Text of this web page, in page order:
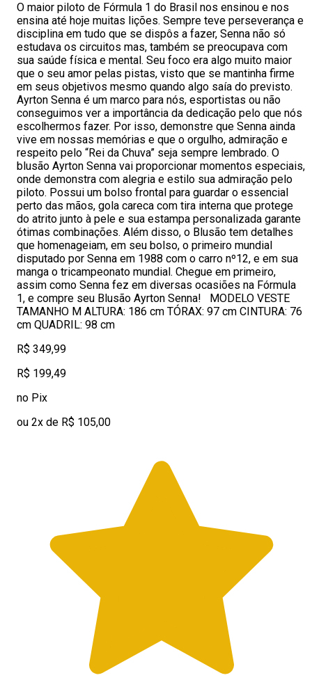
O maior piloto de Fórmula 1 do Brasil nos ensinou e nos
ensina até hoje muitas lições. Sempre teve perseverança e
disciplina em tudo que se dispôs a fazer, Senna não só
estudava os circuitos mas, também se preocupava com
sua saúde física e mental. Seu foco era algo muito maior
que o seu amor pelas pistas, visto que se mantinha firme
em seus objetivos mesmo quando algo saía do previsto.
Ayrton Senna é um marco para nós, esportistas ou não
conseguimos ver a importância da dedicação pelo que nós
escolhermos fazer. Por isso, demonstre que Senna ainda
vive em nossas memórias e que o orgulho, admiração e
respeito pelo “Rei da Chuva” seja sempre lembrado. O
blusão Ayrton Senna vai proporcionar momentos especiais,
onde demonstra com alegria e estilo sua admiração pelo
piloto. Possui um bolso frontal para guardar o essencial
perto das mãos, gola careca com tira interna que protege
do atrito junto à pele e sua estampa personalizada garante
ótimas combinações. Além disso, o Blusão tem detalhes
que homenageiam, em seu bolso, o primeiro mundial
disputado por Senna em 1988 com o carro nº12, e em sua
manga o tricampeonato mundial. Chegue em primeiro,
assim como Senna fez em diversas ocasiões na Fórmula
1, e compre seu Blusão Ayrton Senna! MODELO VESTE
TAMANHO M ALTURA: 186 cm TÓRAX: 97 cm CINTURA: 76
cm QUADRIL: 98 cm
R$ 349,99
R$ 199,49
no Pix
ou 2x de R$ 105,00